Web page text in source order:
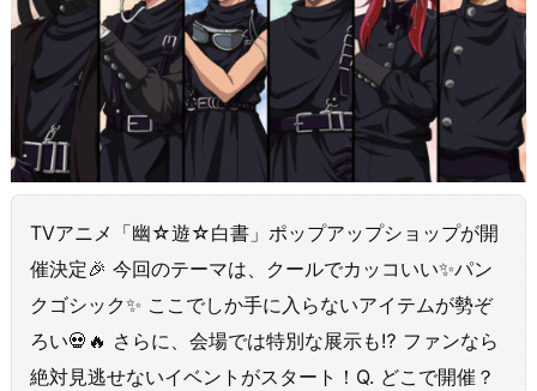
TVアニメ「幽☆遊☆白書」ポップアップショップが開
催決定🎉 今回のテーマは、クールでカッコいい✨パン
クゴシック✨ ここでしか手に入らないアイテムが勢ぞ
ろい💀🔥 さらに、会場では特別な展示も⁉ ファンなら
絶対見逃せないイベントがスタート！Q. どこで開催？